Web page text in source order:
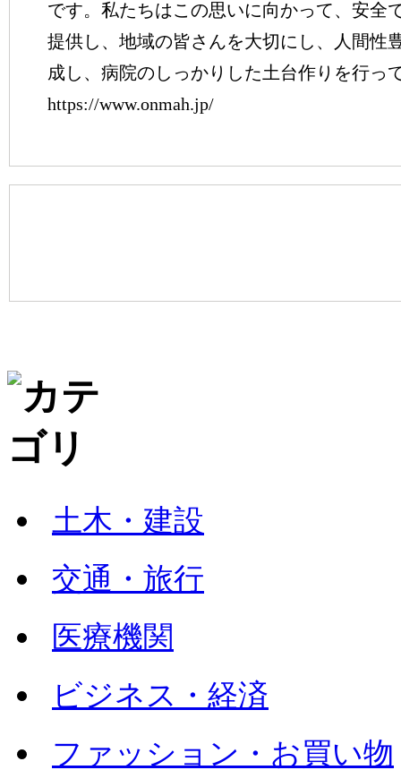
です。私たちはこの思いに向かって、安全
提供し、地域の皆さんを大切にし、人間性
成し、病院のしっかりした土台作りを行っ
https://www.onmah.jp/
土木・建設
交通・旅行
医療機関
ビジネス・経済
ファッション・お買い物